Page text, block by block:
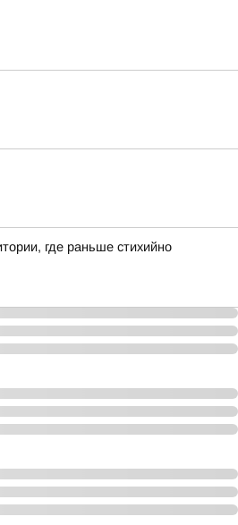
где раньше стихийно